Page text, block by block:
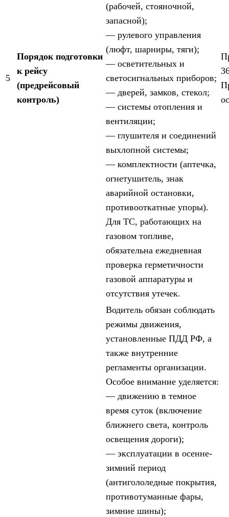
5
Порядок подготовки
к рейсу
(предрейсовый
контроль)
(рабочей, стояночной,
запасной);
— рулевого управления
(люфт, шарниры, тяги);
— осветительных и
светосигнальных приборов;
— дверей, замков, стекол;
— системы отопления и
вентиляции;
— глушителя и соединений
выхлопной системы;
— комплектности (аптечка,
огнетушитель, знак
аварийной остановки,
противооткатные упоры).
Для ТС, работающих на
газовом топливе,
обязательна ежедневная
проверка герметичности
газовой аппаратуры и
отсутствия утечек.
Водитель обязан соблюдать
режимы движения,
установленные ПДД РФ, а
также внутренние
регламенты организации.
Особое внимание уделяется:
— движению в темное
время суток (включение
ближнего света, контроль
освещения дороги);
— эксплуатации в осенне-
зимний период
(антигололедные покрытия,
противотуманные фары,
зимние шины);